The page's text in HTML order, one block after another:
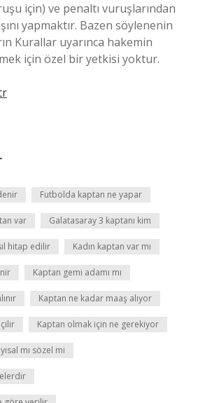
için) ve penaltı vuruşlarından
yapmaktır. Bazen söylenenin
Kurallar uyarınca hakemin
için özel bir yetkisi yoktur.
Futbolda kaptan ne yapar
var Galatasaray 3 kaptanı kim
hitap edilir Kadın kaptan var mı
Kaptan gemi adamı mı
Kaptan ne kadar maaş alıyor
Kaptan olmak için ne gerekiyor
mı sözel mi